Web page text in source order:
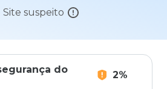
Site suspeito
do
2%